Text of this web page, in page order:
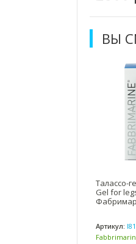
ВЫ
Талассо-
Gel for
Артикул: